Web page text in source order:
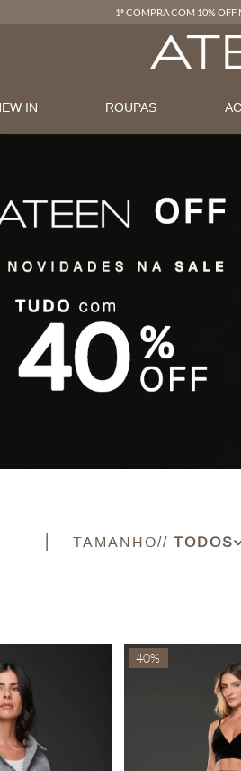
FRETE GRÁTIS EM COMPRAS
IN ROUPAS
TAMANHO
G
40%